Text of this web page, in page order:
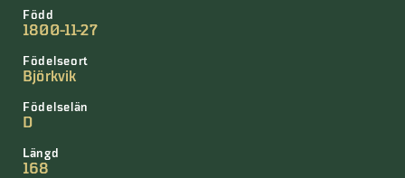
Född
1800-11-27
Födelseort
Björkvik
Födelselän
D
Längd
168